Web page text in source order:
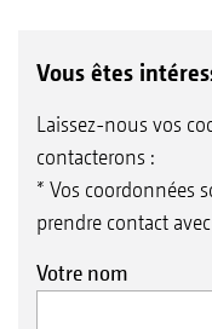
Vous êtes
Laissez-nous vos
contacterons :
* Vos coordonnées
prendre contact
Votre nom